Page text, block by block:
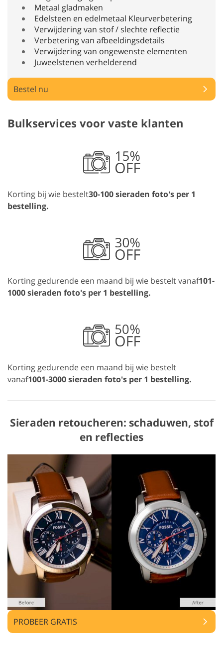
Metaal gladmaken
Edelsteen en edelmetaal Kleurverbetering
Verwijdering van stof / slechte reflectie
Verbetering van afbeeldingsdetails
Verwijdering van ongewenste elementen
Juweelstenen verhelderend
Bestel nu
Bulkservices voor vaste klanten
Korting bij wie bestelt30-100 sieraden foto's per 1
bestelling.
Korting gedurende een maand bij wie bestelt vanaf101-
1000 sieraden foto's per 1 bestelling.
Korting gedurende een maand bij wie bestelt
vanaf1001-3000 sieraden foto's per 1 bestelling.
Sieraden retoucheren: schaduwen, stof
en reflecties
PROBEER GRATIS